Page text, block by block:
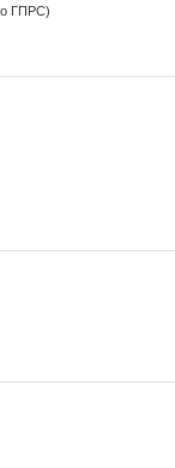
ГПРС)